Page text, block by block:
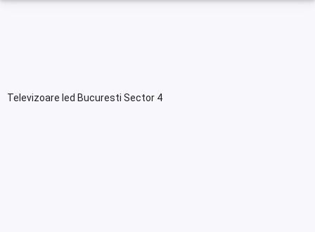
Televizoare led Bucuresti Sector 4